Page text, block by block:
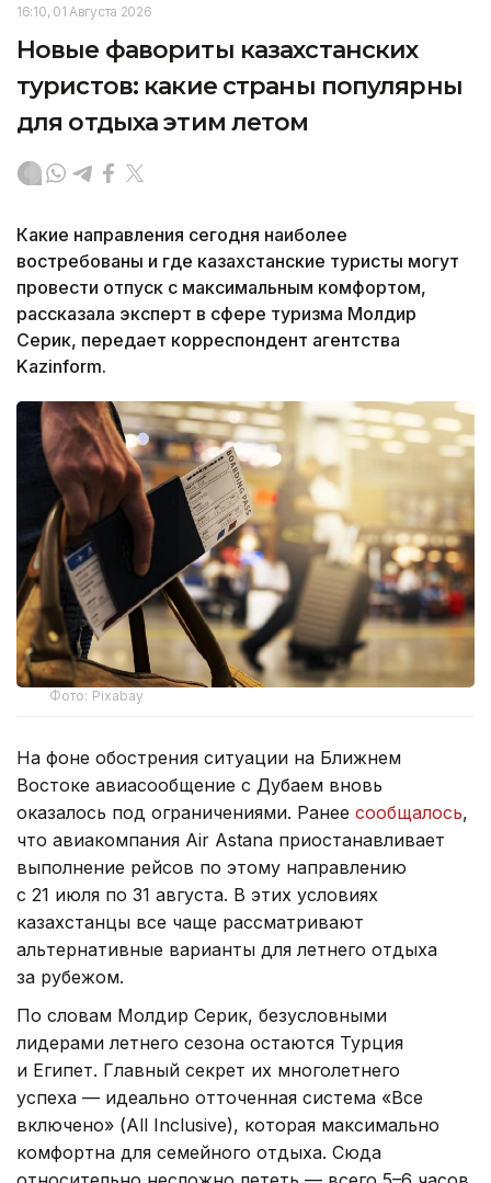
16:10, 01 Августа 2026
Новые фавориты казахстанских
туристов: какие страны популярны
для отдыха этим летом
Какие направления сегодня наиболее
востребованы и где казахстанские туристы могут
провести отпуск с максимальным комфортом,
рассказала эксперт в сфере туризма Молдир
Серик, передает корреспондент агентства
Kazinform.
Фото: Pixabay
На фоне обострения ситуации на Ближнем
Востоке авиасообщение с Дубаем вновь
оказалось под ограничениями. Ранее сообщалось,
что авиакомпания Air Astana приостанавливает
выполнение рейсов по этому направлению
с 21 июля по 31 августа. В этих условиях
казахстанцы все чаще рассматривают
альтернативные варианты для летнего отдыха
за рубежом.
По словам Молдир Серик, безусловными
лидерами летнего сезона остаются Турция
и Египет. Главный секрет их многолетнего
успеха — идеально отточенная система «Все
включено» (All Inclusive), которая максимально
комфортна для семейного отдыха. Сюда